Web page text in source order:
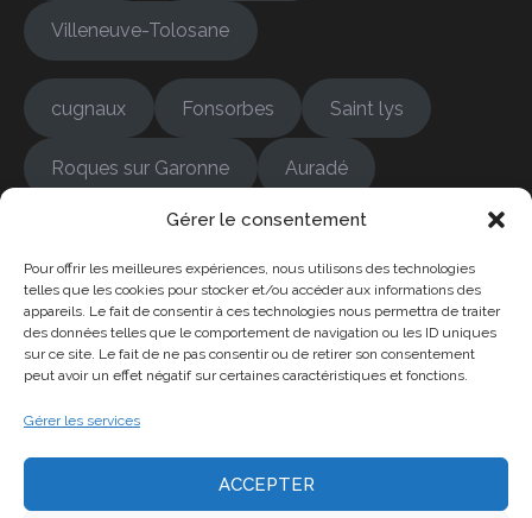
Gérer le consentement
Pour offrir les meilleures expériences, nous utilisons des technologies
telles que les cookies pour stocker et/ou accéder aux informations des
appareils. Le fait de consentir à ces technologies nous permettra de traiter
des données telles que le comportement de navigation ou les ID uniques
sur ce site. Le fait de ne pas consentir ou de retirer son consentement
peut avoir un effet négatif sur certaines caractéristiques et fonctions.
Gérer les services
ACCEPTER
Villeneuve-Tolosane
cugnaux Fonsorbes Saint lys
Roques sur Garonne Auradé
Bonrepos-sur-Aussonnelle Colomiers
Cambernard Empeaux Fontenilles
Frouzins L'Isle-Jourdain